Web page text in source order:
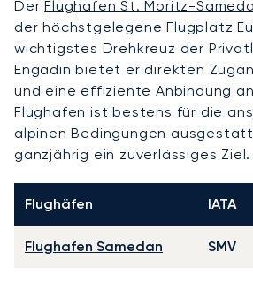
DerFlughafen St. Moritz-
der höchstgelegene Flugplatz
wichtigstes Drehkreuz der
Engadin bietet er direkten
und eine effiziente Anbindung
Flughafen ist bestens für die
alpinen Bedingungen
ganzjährig ein zuverlässiges Ziel.
Flughäfen IATA
Flughafen Samedan SMV